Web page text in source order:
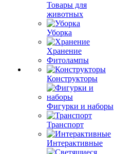
Товары для
животных
Уборка
Хранение
Фитолампы
Конструкторы
Фигурки и наборы
Транспорт
Интерактивные